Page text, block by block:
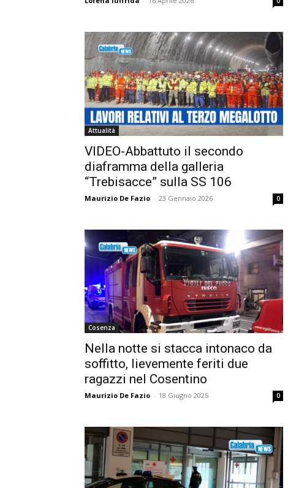
Attualità
VIDEO-Abbattuto il secondo
diaframma della galleria
“Trebisacce” sulla SS 106
Maurizio De Fazio - 23 Gennaio 2026 0
Cosenza
Nella notte si stacca intonaco da
soffitto, lievemente feriti due
ragazzi nel Cosentino
Maurizio De Fazio - 18 Giugno 2025 0